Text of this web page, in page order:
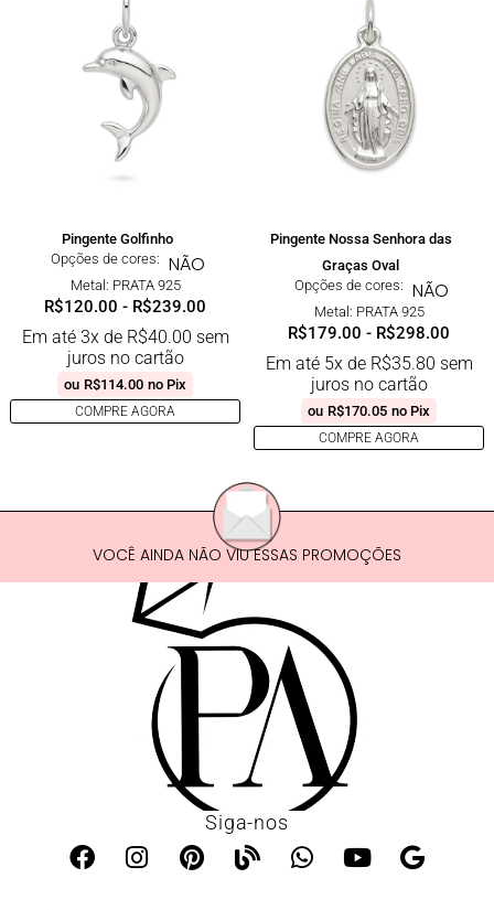
Pingente Golfinho
Opções de cores: NÃO
Metal: PRATA 925
R$120.00 - R$239.00
Em até 3x de R$40.00 sem
juros no cartão
ou R$114.00 no Pix
COMPRE AGORA
Pingente Nossa Senhora das
Graças Oval
Opções de cores: NÃO
Metal: PRATA 925
R$179.00 - R$298.00
Em até 5x de R$35.80 sem
juros no cartão
ou R$170.05 no Pix
COMPRE AGORA
VOCÊ AINDA NÃO VIU ESSAS PROMOÇÕES
Siga-nos